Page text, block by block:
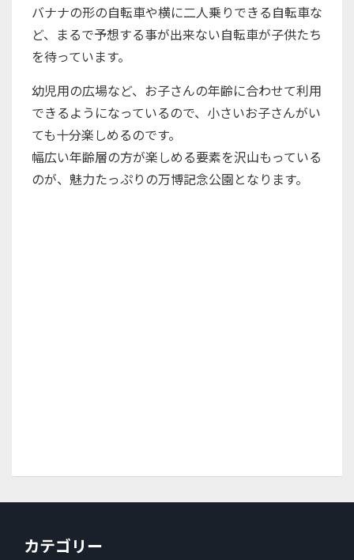
バナナの形の自転車や横に二人乗りできる自転車な
ど、まるで予想する事が出来ない自転車が子供たち
を待っています。
幼児用の広場など、お子さんの年齢に合わせて利用
できるようになっているので、小さいお子さんがい
ても十分楽しめるのです。
幅広い年齢層の方が楽しめる要素を沢山もっている
のが、魅力たっぷりの万博記念公園となります。
カテゴリー